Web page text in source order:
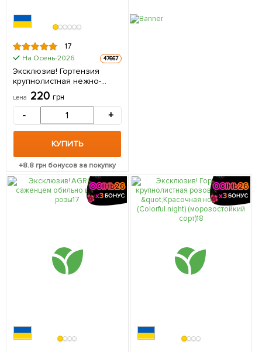
17
На Осень-2026 47667
Эксклюзив! Гортензия
крупнолистная нежно-
голубого цвета "Голубая
лагуна" (Blue Lagoon)
(премиальный,
зимостойкий,
высокоурожайный сорт) 1
саженец в упаковке
цена 220 грн
- +
КУПИТЬ
+8.8 грн бонусов за покупку